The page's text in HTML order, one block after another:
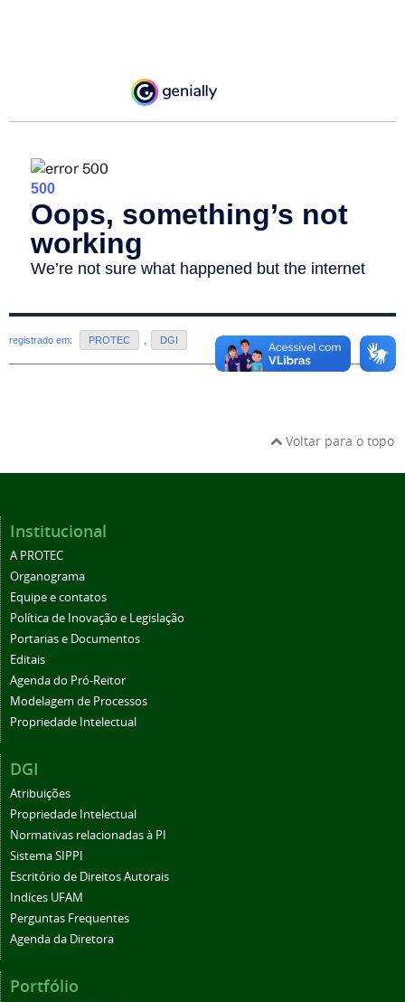
registrado em: PROTEC DGI
Voltar para o topo
Institucional
A PROTEC
Organograma
Equipe e contatos
Política de Inovação e Legislação
Portarias e Documentos
Editais
Agenda do Pró-Reitor
Modelagem de Processos
Propriedade Intelectual
DGI
Atribuições
Propriedade Intelectual
Normativas relacionadas à PI
Sistema SIPPI
Escritório de Direitos Autorais
Indíces UFAM
Perguntas Frequentes
Agenda da Diretora
Portfólio